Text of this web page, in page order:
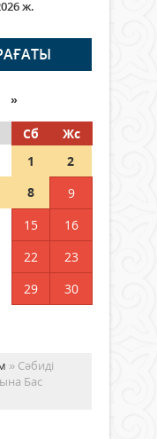
бере
ж.
»
Сб
Жс
1
2
8
9
15
16
22
23
29
30
» Сәбиді
Бас